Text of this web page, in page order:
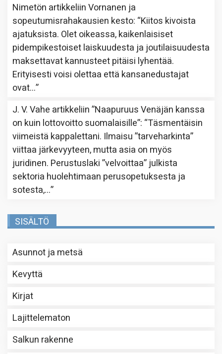
Nimetön artikkeliinVornanen ja
sopeutumisrahakausien kesto: “Kiitos kivoista
ajatuksista. Olet oikeassa, kaikenlaisiset
pidempikestoiset laiskuudesta ja joutilaisuudesta
maksettavat kannusteet pitäisi lyhentää.
Erityisesti voisi olettaa että kansanedustajat
ovat…”
J. V. Vahe artikkeliin”Naapuruus Venäjän kanssa
on kuin lottovoitto suomalaisille”: “Täsmentäisin
viimeistä kappalettani. Ilmaisu ”tarveharkinta”
viittaa järkevyyteen, mutta asia on myös
juridinen. Perustuslaki ”velvoittaa” julkista
sektoria huolehtimaan perusopetuksesta ja
sotesta,…”
SISÄLTÖ
Asunnot ja metsä
Kevyttä
Kirjat
Lajittelematon
Salkun rakenne